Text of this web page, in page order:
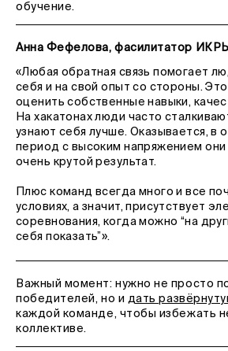
обучение.
Анна Фефелова, фасилитатор ИКРЫ
«Любая обратная связь помогает
себя и на свой опыт со стороны.
оценить собственные навыки,
На хакатонах люди часто
узнают себя лучше. Оказывается, в
период с высоким напряжением они
очень крутой результат.
Плюс команд всегда много и все
условиях, а значит, присутствует
соревнования, когда можно “на
себя показать”».
Важный момент: нужно не просто
победителей, но и дать
каждой команде, чтобы избежать
коллективе.